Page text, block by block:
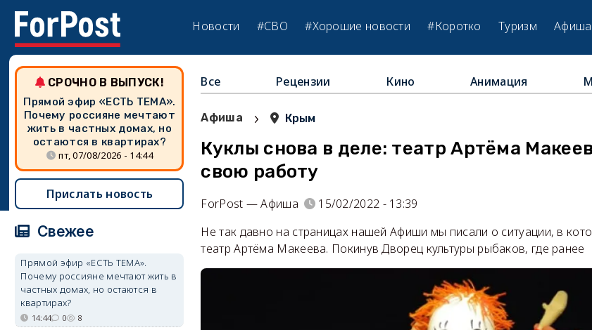
Новости #СВО #Хорошие новости #Коротко Туризм Афиша
Все Рецензии Кино Анимация
Афиша › Крым
Куклы снова в деле: театр Артёма
свою работу
ForPost — Афиша
15/02/2022 - 13:39
Не так давно на страницах нашей Афиши мы писали о ситуации, в
театр Артёма Макеева. Покинув Дворец культуры рыбаков, где ранее
СРОЧНО В ВЫПУСК!
Прямой эфир «ЕСТЬ ТЕМА».
Почему россияне мечтают
жить в частных домах, но
остаются в квартирах?
пт, 07/08/2026 - 14:44
Прислать новость
Свежее
Прямой эфир «ЕСТЬ ТЕМА».
Почему россияне мечтают жить в
частных домах, но остаются в
квартирах?
14:44 0 8